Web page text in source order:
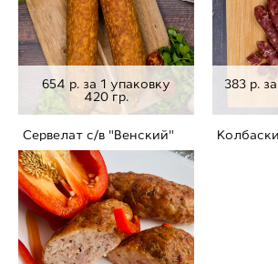
654 р. за 1 упаковку
420 гр.
Сервелат с/в "Венский"
383 р.